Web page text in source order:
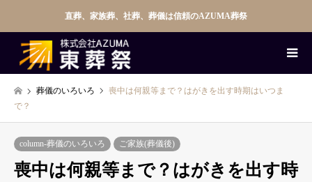
直葬、家族葬、社葬、葬儀は信頼のAZUMA葬祭
葬儀のいろいろ
喪中は何親等まで？はがきを出す時期はいつま
で？
column-葬儀のいろいろ ご家族(葬儀後)
喪中は何親等まで？はがきを出す時